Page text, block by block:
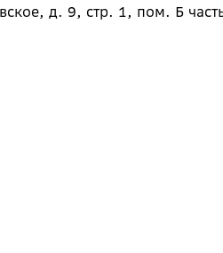
д. 9, стр. 1, пом. Б